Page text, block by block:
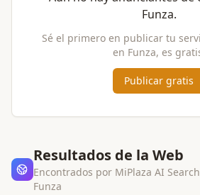
Funza.
Sé el primero en publicar tu
en Funza, es
Publicar gratis
Resultados de la Web
Encontrados por MiPlaza AI
Funza